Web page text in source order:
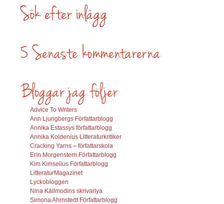
Advice To Writers
Ann Ljungbergs Författarblogg
Annika Estassys författarblogg
Annika Koldenius Litteraturkritiker
Cracking Yarns – författarskola
Erin Morgenstern Författarblogg
Kim Kimselius Författarblogg
LitteraturMagazinet
Lyckobloggen
Nina Källmodins skrivarlya
Simona Ahrnstedt Författarblogg